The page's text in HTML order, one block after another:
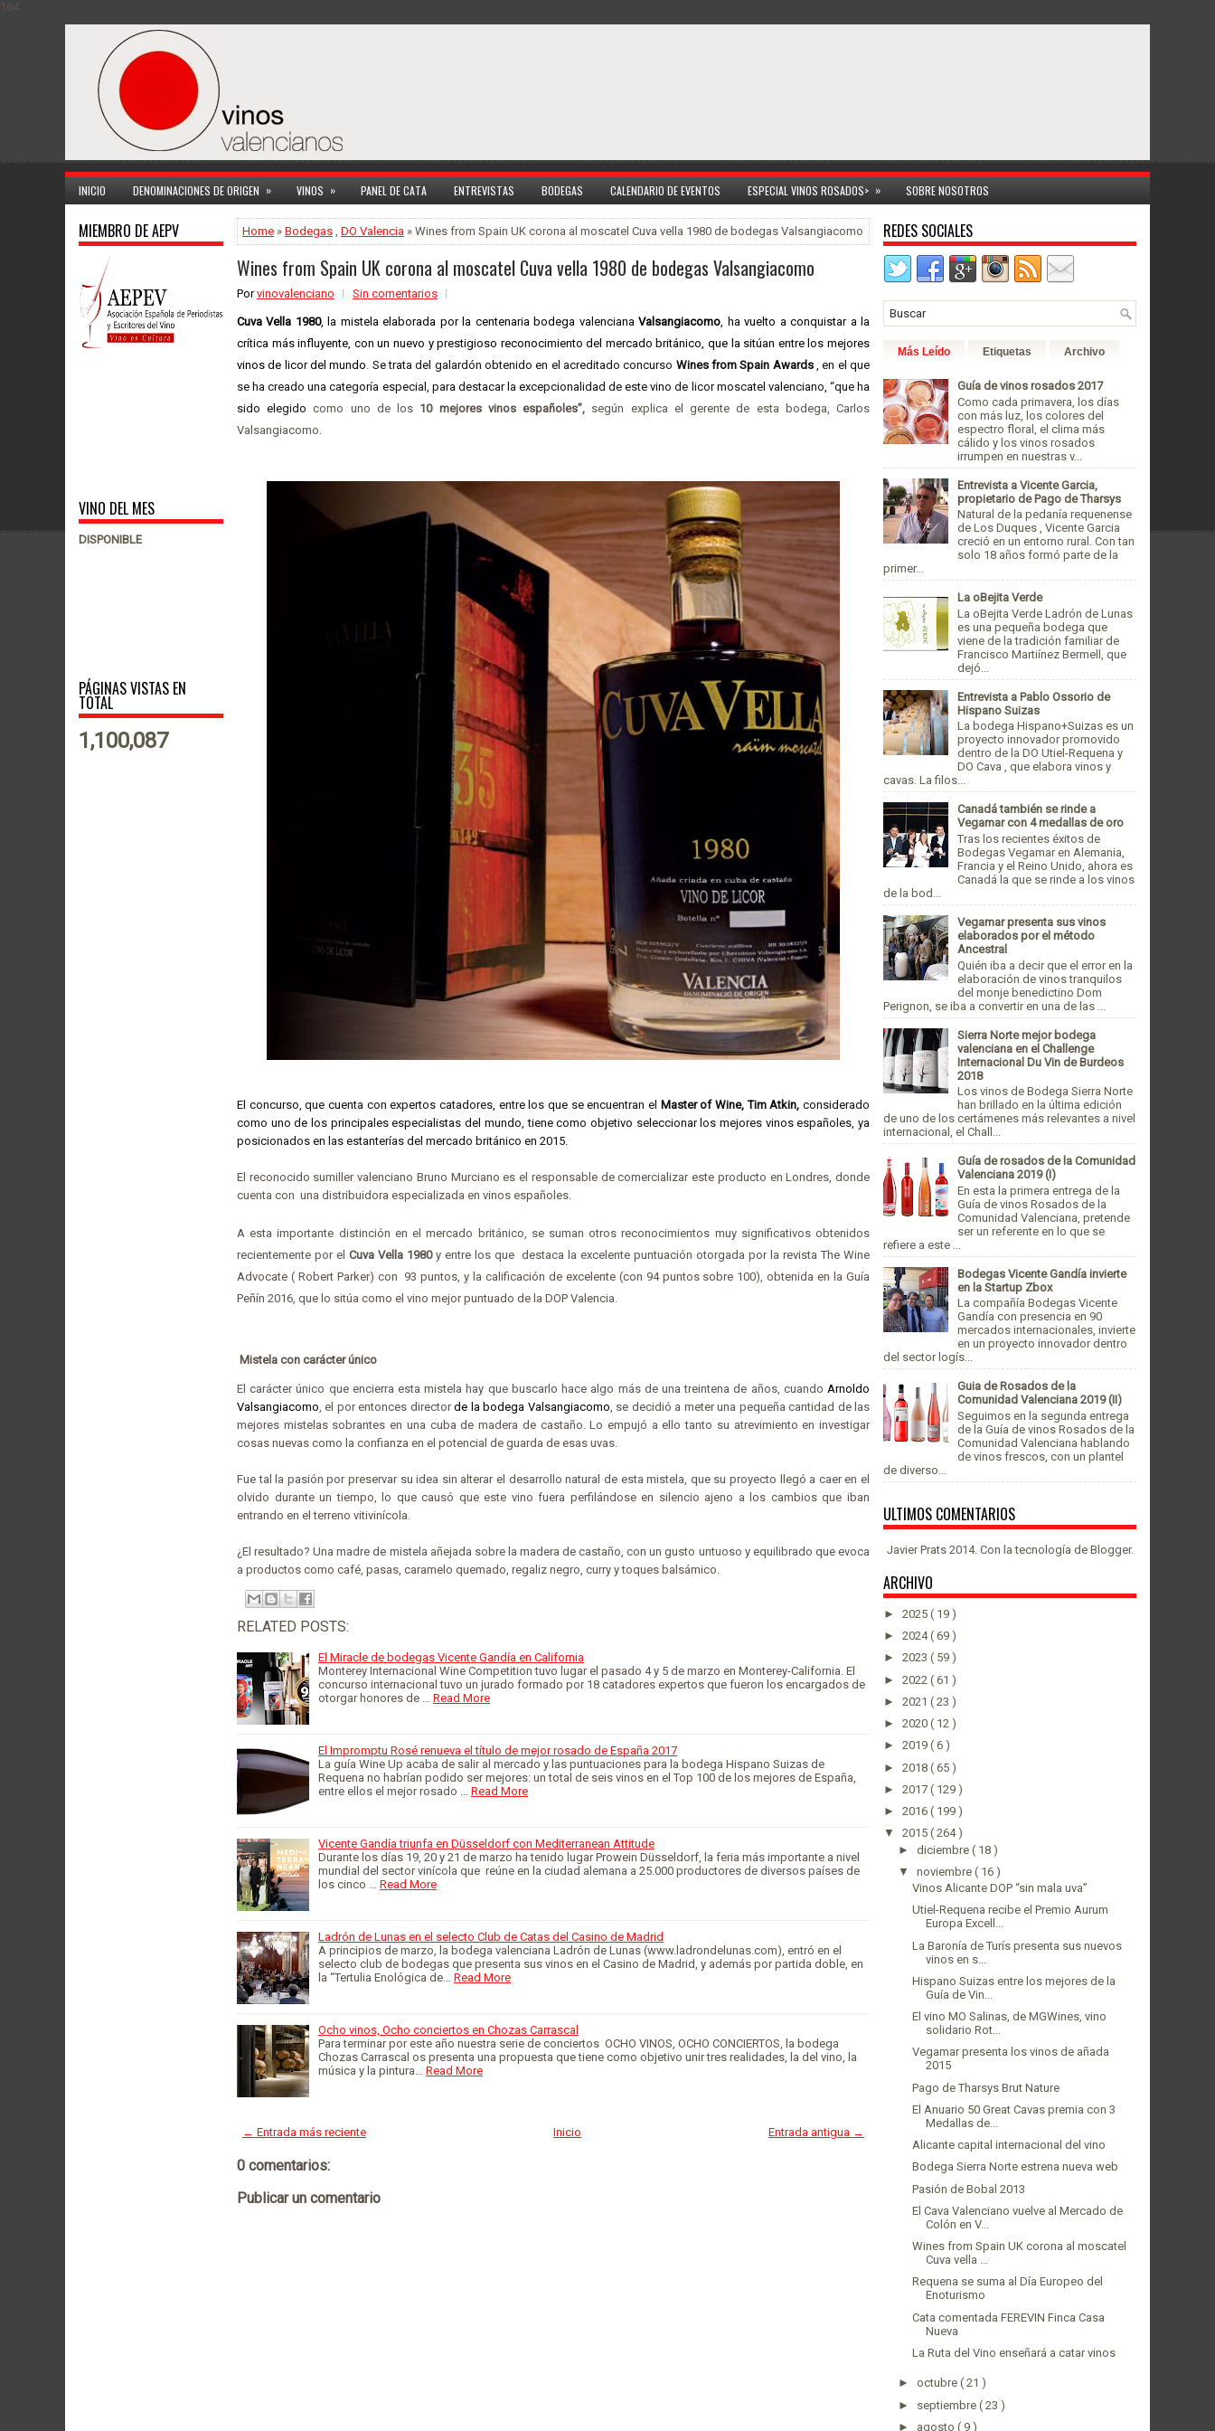
164
INICIO DENOMINACIONES DE ORIGEN » VINOS » PANEL DE CATA ENTREVISTAS BODEGAS CALENDARIO DE EVENTOS ESPECIAL VINOS ROSADOS> » SOBRE NOSOTROS
MIEMBRO DE AEPV
VINO DEL MES
DISPONIBLE
PÁGINAS VISTAS EN
TOTAL
1,100,087
Home » Bodegas , DO Valencia » Wines from Spain UK corona al moscatel Cuva vella 1980 de bodegas Valsangiacomo
Wines from Spain UK corona al moscatel Cuva vella 1980 de bodegas Valsangiacomo
Porvinovalenciano Sin comentarios
Cuva Vella 1980, la mistela elaborada por la centenaria bodega valencianaValsangiacomo, ha vuelto a conquistar a la
crítica más influyente, con un nuevo y prestigioso reconocimiento del mercado británico, que la sitúan entre los mejores
vinos de licor del mundo. Se trata del galardón obtenido en el acreditado concurso Wines from Spain Awards, en el que
se ha creado una categoría especial, para destacar la excepcionalidad de este vino de licor moscatel valenciano, “que ha
sido elegidocomo uno de los 10 mejores vinos españoles”, según explica el gerente de esta bodega, Carlos
Valsangiacomo.
El concurso, que cuenta con expertos catadores, entre los que se encuentran el Master of Wine, Tim Atkin,considerado
como uno de los principales especialistas del mundo, tiene como objetivo seleccionar los mejores vinos españoles, ya
posicionados en las estanterías del mercado británico en 2015.
El reconocido sumiller valenciano Bruno Murciano es el responsable de comercializar este producto en Londres, donde
cuenta con una distribuidora especializada en vinos españoles.
A esta importante distinción en el mercado británico, se suman otros reconocimientos muy significativos obtenidos
recientemente por el Cuva Vella 1980 y entre los que destaca la excelente puntuación otorgada por la revista The Wine
Advocate ( Robert Parker) con 93 puntos, y la calificación de excelente (con 94 puntos sobre 100), obtenida en la Guía
Peñín 2016, que lo sitúa como el vino mejor puntuado de la DOP Valencia.
Mistela con carácter único
El carácter único que encierra esta mistela hay que buscarlo hace algo más de una treintena de años, cuando Arnoldo
Valsangiacomo, el por entonces directorde la bodega Valsangiacomo, se decidió a meter una pequeña cantidad de las
mejores mistelas sobrantes en una cuba de madera de castaño. Lo empujó a ello tanto su atrevimiento en investigar
cosas nuevas como la confianza en el potencial de guarda de esas uvas.
Fue tal la pasión por preservar su idea sin alterar el desarrollo natural de esta mistela, que su proyecto llegó a caer en el
olvido durante un tiempo, lo que causó que este vino fuera perfilándose en silencio ajeno a los cambios que iban
entrando en el terreno vitivinícola.
¿El resultado? Una madre de mistela añejada sobre la madera de castaño, con un gusto untuoso y equilibrado que evoca
a productos como café, pasas, caramelo quemado, regaliz negro, curry y toques balsámico.
RELATED POSTS:
El Miracle de bodegas Vicente Gandía en California
Monterey Internacional Wine Competition tuvo lugar el pasado 4 y 5 de marzo en Monterey-California. El
concurso internacional tuvo un jurado formado por 18 catadores expertos que fueron los encargados de
otorgar honores de …
Read More
El Impromptu Rosé renueva el título de mejor rosado de España 2017
La guía Wine Up acaba de salir al mercado y las puntuaciones para la bodega Hispano Suizas de
Requena no habrían podido ser mejores: un total de seis vinos en el Top 100 de los mejores de España,
entre ellos el mejor rosado …
Read More
Vicente Gandía triunfa en Düsseldorf con Mediterranean Attitude
Durante los días 19, 20 y 21 de marzo ha tenido lugar Prowein Düsseldorf, la feria más importante a nivel
mundial del sector vinícola que reúne en la ciudad alemana a 25.000 productores de diversos países de
los cinco …
Read More
Ladrón de Lunas en el selecto Club de Catas del Casino de Madrid
A principios de marzo, la bodega valenciana Ladrón de Lunas (www.ladrondelunas.com), entró en el
selecto club de bodegas que presenta sus vinos en el Casino de Madrid, y además por partida doble, en
la “Tertulia Enológica de…
Read More
Ocho vinos, Ocho conciertos en Chozas Carrascal
Para terminar por este año nuestra serie de conciertos OCHO VINOS, OCHO CONCIERTOS, la bodega
Chozas Carrascal os presenta una propuesta que tiene como objetivo unir tres realidades, la del vino, la
música y la pintura…
Read More
← Entrada más reciente Entrada antigua →
Inicio
0 comentarios:
Publicar un comentario
REDES SOCIALES
Más Leído Etiquetas Archivo
Guía de vinos rosados 2017
Como cada primavera, los días
con más luz, los colores del
espectro floral, el clima más
cálido y los vinos rosados
irrumpen en nuestras v...
Entrevista a Vicente Garcia,
propietario de Pago de Tharsys
Natural de la pedanía requenense
de Los Duques , Vicente Garcia
creció en un entorno rural. Con tan
solo 18 años formó parte de la
primer...
La oBejita Verde
La oBejita Verde Ladrón de Lunas
es una pequeña bodega que
viene de la tradición familiar de
Francisco Martiínez Bermell, que
dejó...
Entrevista a Pablo Ossorio de
Hispano Suizas
La bodega Hispano+Suizas es un
proyecto innovador promovido
dentro de la DO Utiel-Requena y
DO Cava , que elabora vinos y
cavas. La filos...
Canadá también se rinde a
Vegamar con 4 medallas de oro
Tras los recientes éxitos de
Bodegas Vegamar en Alemania,
Francia y el Reino Unido, ahora es
Canadá la que se rinde a los vinos
de la bod...
Vegamar presenta sus vinos
elaborados por el método
Ancestral
Quién iba a decir que el error en la
elaboración de vinos tranquilos
del monje benedictino Dom
Perignon, se iba a convertir en una de las ...
Sierra Norte mejor bodega
valenciana en el Challenge
Internacional Du Vin de Burdeos
2018
Los vinos de Bodega Sierra Norte
han brillado en la última edición
de uno de los certámenes más relevantes a nivel
internacional, el Chall...
Guía de rosados de la Comunidad
Valenciana 2019 (I)
En esta la primera entrega de la
Guía de vinos Rosados de la
Comunidad Valenciana, pretende
ser un referente en lo que se
refiere a este ...
Bodegas Vicente Gandía invierte
en la Startup Zbox
La compañía Bodegas Vicente
Gandía con presencia en 90
mercados internacionales, invierte
en un proyecto innovador dentro
del sector logís...
Guia de Rosados de la
Comunidad Valenciana 2019 (II)
Seguimos en la segunda entrega
de la Guía de vinos Rosados de la
Comunidad Valenciana hablando
de vinos frescos, con un plantel
de diverso...
ULTIMOS COMENTARIOS
Javier Prats 2014. Con la tecnología de Blogger.
ARCHIVO
► 2025 ( 19 )
► 2024( 69 )
► 2023 ( 59 )
► 2022 ( 61 )
► 2021 ( 23 )
► 2020 ( 12 )
► 2019 ( 6 )
► 2018 ( 65 )
► 2017 ( 129 )
► 2016 ( 199 )
▼ 2015 ( 264 )
► diciembre ( 18 )
▼ noviembre ( 16 )
Vinos Alicante DOP “sin mala uva”
Utiel-Requena recibe el Premio Aurum
Europa Excell...
La Baronía de Turís presenta sus nuevos
vinos en s...
Hispano Suizas entre los mejores de la
Guía de Vin...
El vino MO Salinas, de MGWines, vino
solidario Rot...
Vegamar presenta los vinos de añada
2015
Pago de Tharsys Brut Nature
El Anuario 50 Great Cavas premia con 3
Medallas de...
Alicante capital internacional del vino
Bodega Sierra Norte estrena nueva web
Pasión de Bobal 2013
El Cava Valenciano vuelve al Mercado de
Colón en V...
Wines from Spain UK corona al moscatel
Cuva vella ...
Requena se suma al Día Europeo del
Enoturismo
Cata comentada FEREVIN Finca Casa
Nueva
La Ruta del Vino enseñará a catar vinos
► octubre ( 21 )
► septiembre ( 23 )
► agosto ( 9 )